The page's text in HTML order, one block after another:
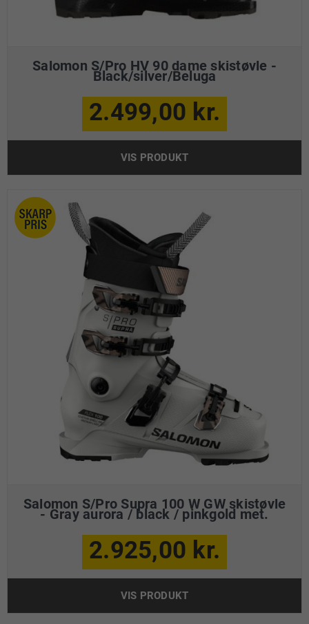
Salomon S/Pro HV 90 dame skistøvle -
Black/silver/Beluga
2.499,00 kr.
VIS PRODUKT
Salomon S/Pro Supra 100 W GW skistøvle
- Gray aurora / black / pinkgold met.
2.925,00 kr.
VIS PRODUKT